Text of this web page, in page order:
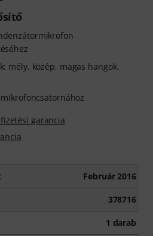
mély, közép, magas hangok,
garancia
Február 2016
378716
1 darab